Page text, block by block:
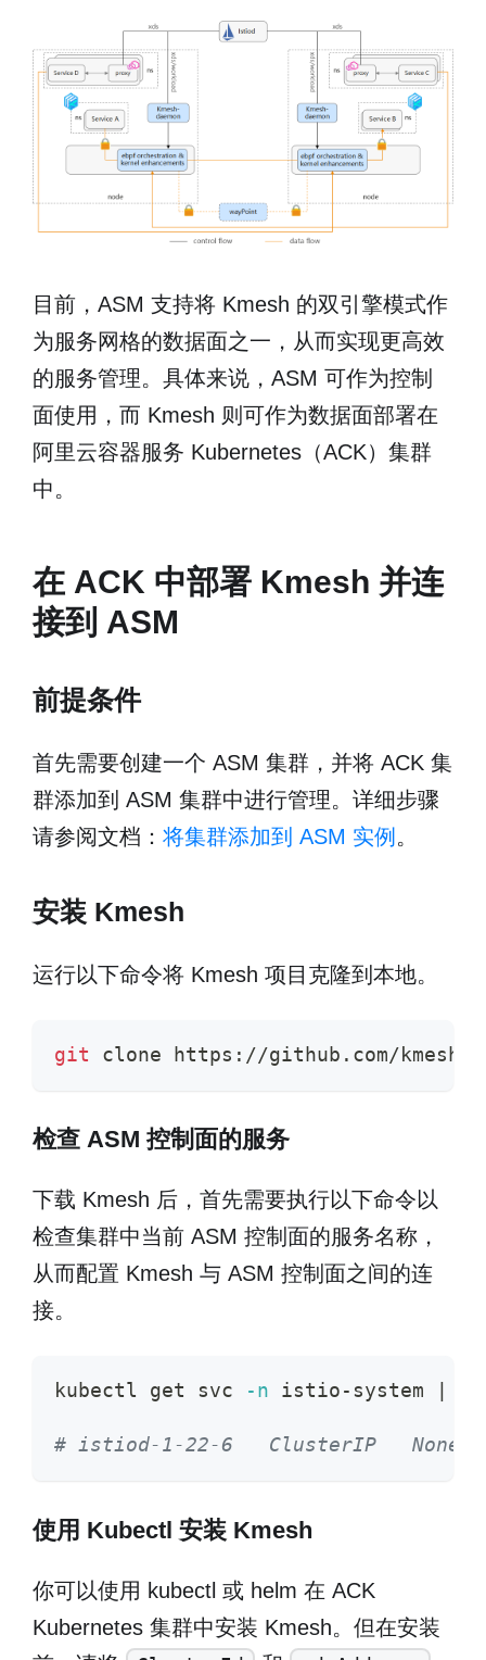
目前，ASM 支持将 Kmesh 的双引擎模式作
为服务网格的数据面之一，从而实现更高效
的服务管理。具体来说，ASM 可作为控制
面使用，而 Kmesh 则可作为数据面部署在
阿里云容器服务 Kubernetes（ACK）集群
中。
在 ACK 中部署 Kmesh 并连
接到 ASM
前提条件
首先需要创建一个 ASM 集群，并将 ACK 集
群添加到 ASM 集群中进行管理。详细步骤
请参阅文档： 将集群添加到 ASM 实例。
安装 Kmesh
运行以下命令将 Kmesh 项目克隆到本地。
git clone https://github.com/
检查 ASM 控制面的服务
下载 Kmesh 后，首先需要执行以下命令以
检查集群中当前 ASM 控制面的服务名称，
从而配置 Kmesh 与 ASM 控制面之间的连
接。
kubectl get svc -n istio-system
# istiod-1-22-6   ClusterIP   None
使用 Kubectl 安装 Kmesh
你可以使用 kubectl 或 helm 在 ACK
Kubernetes 集群中安装 Kmesh。但在安装